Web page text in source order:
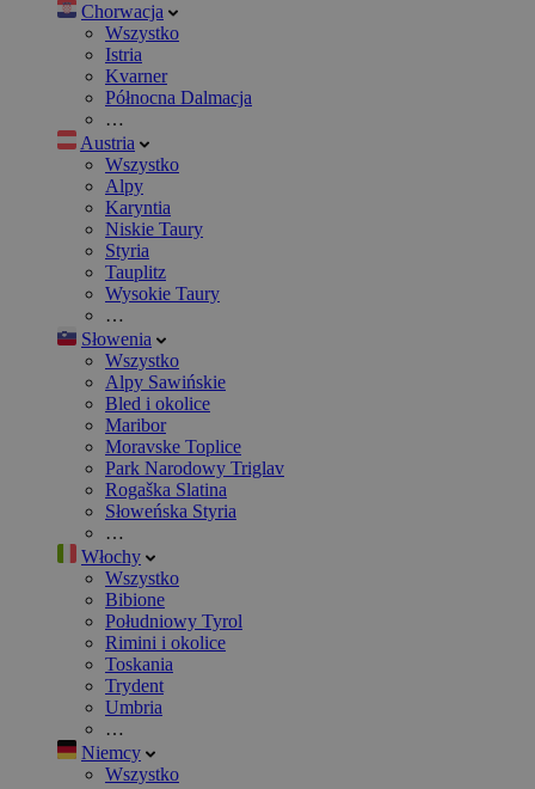
Chorwacja
Wszystko
Istria
Kvarner
Północna Dalmacja
…
Austria
Wszystko
Alpy
Karyntia
Niskie Taury
Styria
Tauplitz
Wysokie Taury
…
Słowenia
Wszystko
Alpy Sawińskie
Bled i okolice
Maribor
Moravske Toplice
Park Narodowy Triglav
Rogaška Slatina
Słoweńska Styria
…
Włochy
Wszystko
Bibione
Południowy Tyrol
Rimini i okolice
Toskania
Trydent
Umbria
…
Niemcy
Wszystko